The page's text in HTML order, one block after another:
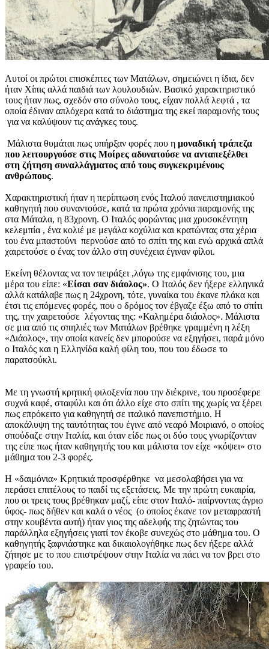
Αυτοί οι πρώτοι επισκέπτες των Ματάλων, σημειώνει η ίδια, δεν
ήταν Χίπις αλλά παιδιά των λουλουδιών. Βασικό χαρακτηριστικό
τους ήταν πως, σχεδόν στο σύνολο τους, είχαν πολλά λεφτά , τα
οποία έδιναν απλόχερα κατά το διάστημα της εκεί παραμονής τους
για να καλύψουν τις ανάγκες τους.
Μάλιστα θυμάται πως υπήρξαν φορές που η μοναδική τράπεζα
που λειτουργούσε στις Μοίρες αδυνατούσε να ανταπεξέλθει
στη ζήτηση συναλλάγματος από τους συγκεκριμένους
ανθρώπους.
Χαρακτηριστική ήταν η περίπτωση ενός Ιταλού πανεπιστημιακού
καθηγητή που συναντούσε, κατά τα πρώτα χρόνια παραμονής της
στα Μάταλα, η 83χρονη. Ο Ιταλός φορώντας μια χρυσοκέντητη
κελεμπία , ένα κολιέ με μεγάλα κοχύλια και κρατώντας στα χέρια
του ένα μπαστούνι περνούσε από το σπίτι της και ενώ αρχικά απλά
χαιρετούσε ο ένας τον άλλο στη συνέχεια έγιναν φίλοι.
Εκείνη θέλοντας να τον πειράξει ,λόγω της εμφάνισης του, μια
μέρα του είπε: «Είσαι σαν διάολος». Ο Ιταλός δεν ήξερε ελληνικά
αλλά κατάλαβε πως η 24χρονη, τότε, γυναίκα του έκανε πλάκα και
έτσι τις επόμενες φορές, που ο δρόμος τον έβγαζε έξω από το σπίτι
της, την χαιρετούσε λέγοντας της: «Καλημέρα διάολος». Μάλιστα
σε μια από τις σπηλιές των Ματάλων βρέθηκε γραμμένη η λέξη
«Διάολος», την οποία κανείς δεν μπορούσε να εξηγήσει, παρά μόνο
ο Ιταλός και η Ελληνίδα καλή φίλη του, που του έδωσε το
παρατσούκλι.
Με τη γνωστή κρητική φιλοξενία που την διέκρινε, του προσέφερε
συχνά καφέ, σταφύλι και ότι άλλο είχε στο σπίτι της χωρίς να ξέρει
πως επρόκειτο για καθηγητή σε ιταλικό πανεπιστήμιο. Η
αποκάλυψη της ταυτότητας του έγινε από νεαρό Μοιριανό, ο οποίος
σπούδαζε στην Ιταλία, και όταν είδε πως οι δύο τους γνωρίζονταν
της είπε πως ήταν καθηγητής του και μάλιστα τον είχε «κόψει» στο
μάθημα του 2-3 φορές.
Η «δαιμόνια» Κρητικιά προσφέρθηκε να μεσολαβήσει για να
περάσει επιτέλους το παιδί τις εξετάσεις. Με την πρώτη ευκαιρία,
που οι τρεις τους βρέθηκαν μαζί, είπε στον Ιταλό- παίρνοντας άγριο
ύφος- πως δήθεν και καλά ο νέος (ο οποίος έκανε τον μεταφραστή
στην κουβέντα αυτή) ήταν γιος της αδελφής της ζητώντας του
παράλληλα εξηγήσεις γιατί τον έκοβε συνεχώς στο μάθημα του. Ο
καθηγητής ξαφνιάστηκε και δικαιολογήθηκε πως δεν ήξερε αλλά
ζήτησε με το που επιστρέψουν στην Ιταλία να πάει να τον βρει στο
γραφείο του.